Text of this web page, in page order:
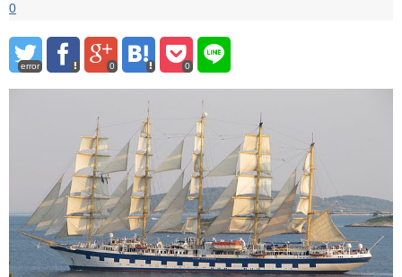
0
error 0 0